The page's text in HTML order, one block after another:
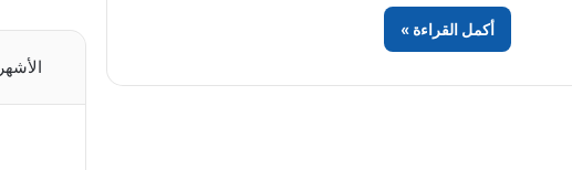
أكمل القراءة »
الأشهر